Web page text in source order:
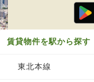
賃貸物件を駅から探す
東北本線